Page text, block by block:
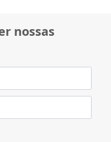
nossas